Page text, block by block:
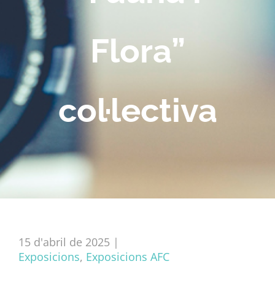
Flora”
col·lectiva
15 d'abril de 2025 |
Exposicions, Exposicions AFC